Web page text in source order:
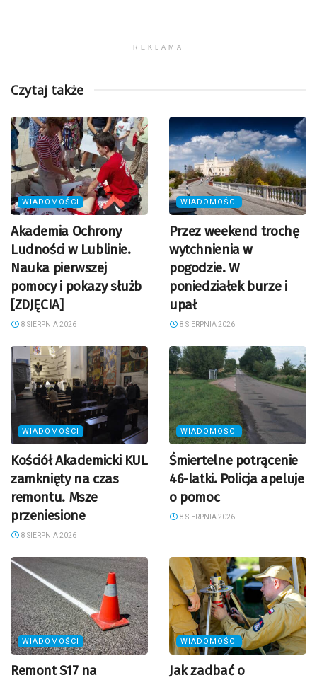
REKLAMA
Czytaj także
WIADOMOŚCI
Akademia Ochrony
Ludności w Lublinie.
Nauka pierwszej
pomocy i pokazy służb
[ZDJĘCIA]
8 SIERPNIA 2026
WIADOMOŚCI
Przez weekend trochę
wytchnienia w
pogodzie. W
poniedziałek burze i
upał
8 SIERPNIA 2026
WIADOMOŚCI
Kościół Akademicki KUL
zamknięty na czas
remontu. Msze
przeniesione
8 SIERPNIA 2026
WIADOMOŚCI
Śmiertelne potrącenie
46-latki. Policja apeluje
o pomoc
8 SIERPNIA 2026
WIADOMOŚCI
Remont S17 na
WIADOMOŚCI
Jak zadbać o